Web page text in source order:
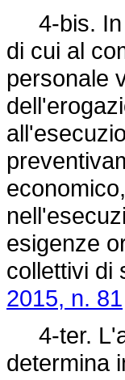
4-bis. In
di cui al
personale
esigenze
collettivi di
2015, n. 81
4-ter.
determina